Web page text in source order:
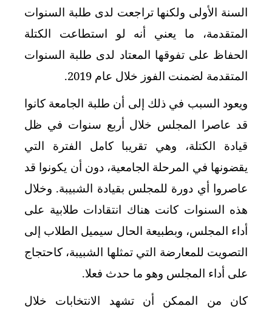
السنة الأولى ولكنها تراجعت لدى طلبة السنوات
المتقدمة، ما يعني أنه لو استطاعت الكتلة
الحفاظ على تفوقها المعتاد لدى طلبة السنوات
المتقدمة لضمنت الفوز خلال عام 2019.
ويعود السبب في ذلك إلى أن طلبة الجامعة كانوا
قد عاصرا المجلس خلال أربع سنوات في ظل
قيادة الكتلة، وهي تقريبا كامل الفترة التي
يقضونها في المرحلة الجامعية، دون أن يكونوا قد
عاصروا أي دورة للمجلس بقيادة الشبيبة. وخلال
هذه السنوات كانت هناك انتقادات طلابية على
أداء المجلس، وبطبيعة الحال سيميل الطلاب إلى
التصويت للمعارضة التي تمثلها الشبيبة، كاحتجاج
على أداء المجلس وهو ما حدث فعلا.
كان من الممكن أن تشهد الانتخابات خلال